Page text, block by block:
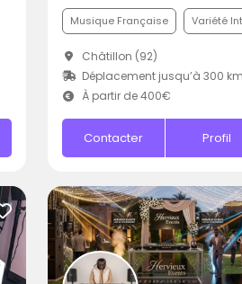
Musique Française Variété
Châtillon (92)
Déplacement jusqu’à 300
À partir de 400€
Contacter Profil